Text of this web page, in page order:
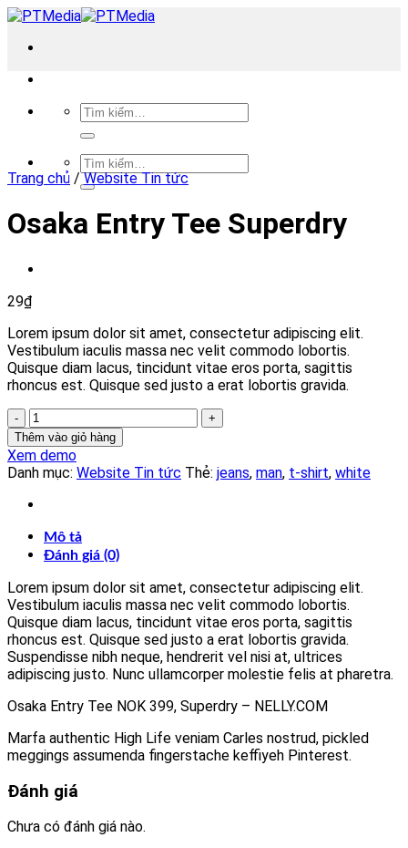
Skip
content
Tìm
kiếm:
Tìm
kiếm:
Trang chủ / Website Tin tức
Osaka Entry Tee Superdry
29₫
Lorem ipsum dolor sit amet, consectetur adipiscing elit.
Vestibulum iaculis massa nec velit commodo lobortis.
Quisque diam lacus, tincidunt vitae eros porta, sagittis
rhoncus est. Quisque sed justo a erat lobortis gravida.
Osaka
Entry
Tee
Superdry
lượng
Thêm vào giỏ hàng
Xem demo
Danh mục: Website Tin tức Thẻ: jeans, man, t-shirt, white
Mô tả
Đánh giá (0)
Lorem ipsum dolor sit amet, consectetur adipiscing elit.
Vestibulum iaculis massa nec velit commodo lobortis.
Quisque diam lacus, tincidunt vitae eros porta, sagittis
rhoncus est. Quisque sed justo a erat lobortis gravida.
Suspendisse nibh neque, hendrerit vel nisi at, ultrices
adipiscing justo. Nunc ullamcorper molestie felis at pharetra.
Osaka Entry Tee NOK 399, Superdry – NELLY.COM
Marfa authentic High Life veniam Carles nostrud, pickled
meggings assumenda fingerstache keffiyeh Pinterest.
Đánh giá
Chưa có đánh giá nào.